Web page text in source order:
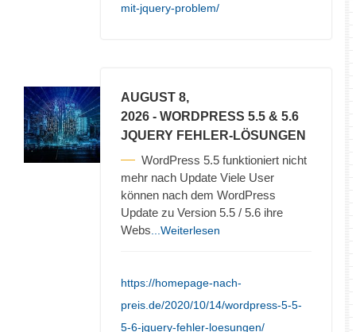
mit-jquery-problem/
AUGUST 8,
2026 - WORDPRESS 5.5 & 5.6
JQUERY FEHLER-LÖSUNGEN
WordPress 5.5 funktioniert nicht
mehr nach Update Viele User
können nach dem WordPress
Update zu Version 5.5 / 5.6 ihre
Webs ...Weiterlesen
https://homepage-nach-
preis.de/2020/10/14/wordpress-5-5-
5-6-jquery-fehler-loesungen/